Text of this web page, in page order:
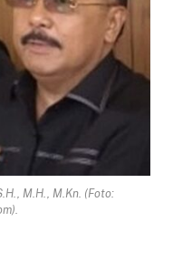
M.H., M.Kn. (Foto: